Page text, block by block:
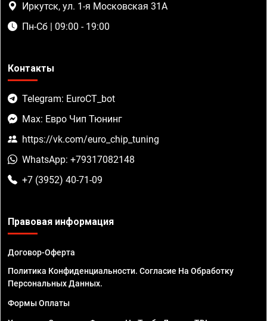
Иркутск, ул. 1-я Московская 31А
Пн-Сб | 09:00 - 19:00
Контакты
Telegram: EuroCT_bot
Max: Евро Чип Тюнинг
https://vk.com/euro_chip_tuning
WhatsApp: +79317082148
+7 (3952) 40-71-09
Правовая информация
Договор-Оферта
Политика Конфиденциальности. Согласие На Обработку
Персональных Данных.
Формы Оплаты